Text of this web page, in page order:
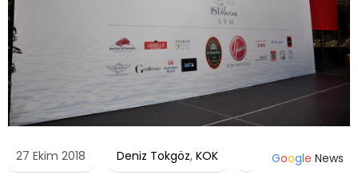
27 Ekim 2018 Deniz Tokgöz, KOK Google News